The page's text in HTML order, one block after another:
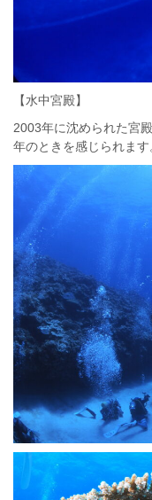
【水中宮殿】
2003年に沈められた宮
年のときを感じられます